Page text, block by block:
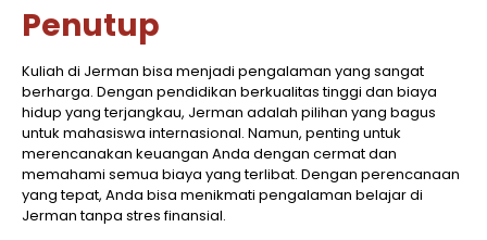
Penutup
Kuliah di Jerman bisa menjadi pengalaman yang sangat
berharga. Dengan pendidikan berkualitas tinggi dan biaya
hidup yang terjangkau, Jerman adalah pilihan yang bagus
untuk mahasiswa internasional. Namun, penting untuk
merencanakan keuangan Anda dengan cermat dan
memahami semua biaya yang terlibat. Dengan perencanaan
yang tepat, Anda bisa menikmati pengalaman belajar di
Jerman tanpa stres finansial.